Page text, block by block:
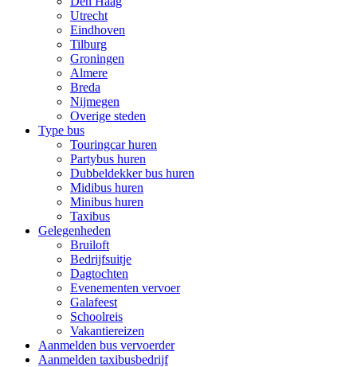
Utrecht
Eindhoven
Tilburg
Groningen
Almere
Breda
Nijmegen
Overige steden
Type bus
Touringcar huren
Partybus huren
Dubbeldekker bus huren
Midibus huren
Minibus huren
Taxibus
Gelegenheden
Bruiloft
Bedrijfsuitje
Dagtochten
Evenementen vervoer
Galafeest
Schoolreis
Vakantiereizen
Aanmelden bus vervoerder
Aanmelden taxibusbedrijf